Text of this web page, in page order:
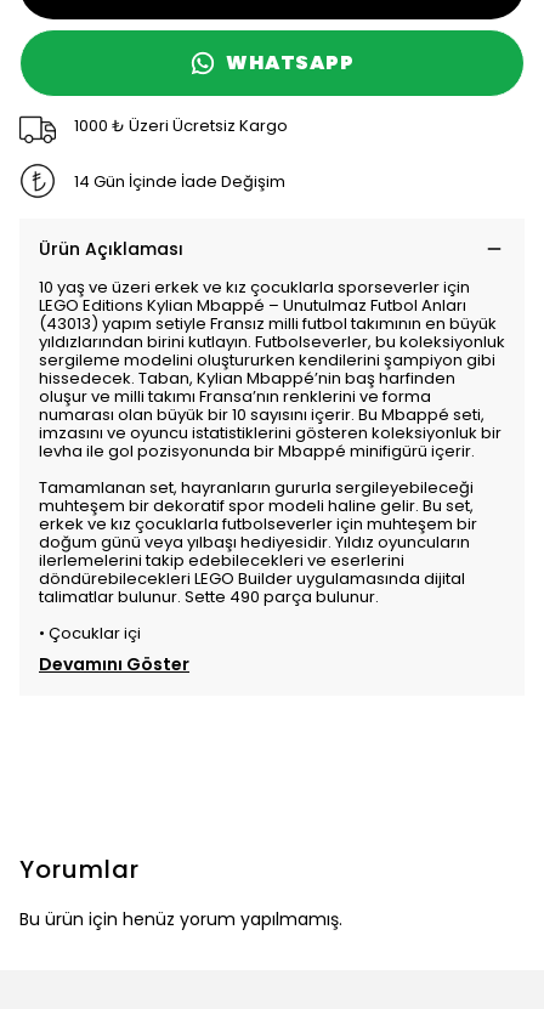
WHATSAPP
1000 ₺ Üzeri Ücretsiz Kargo
14 Gün İçinde İade Değişim
Ürün Açıklaması
10 yaş ve üzeri erkek ve kız çocuklarla sporseverler için
LEGO Editions Kylian Mbappé – Unutulmaz Futbol Anları
(43013) yapım setiyle Fransız milli futbol takımının en büyük
yıldızlarından birini kutlayın. Futbolseverler, bu koleksiyonluk
sergileme modelini oluştururken kendilerini şampiyon gibi
hissedecek. Taban, Kylian Mbappé’nin baş harfinden
oluşur ve milli takımı Fransa’nın renklerini ve forma
numarası olan büyük bir 10 sayısını içerir. Bu Mbappé seti,
imzasını ve oyuncu istatistiklerini gösteren koleksiyonluk bir
levha ile gol pozisyonunda bir Mbappé minifigürü içerir.
Tamamlanan set, hayranların gururla sergileyebileceği
muhteşem bir dekoratif spor modeli haline gelir. Bu set,
erkek ve kız çocuklarla futbolseverler için muhteşem bir
doğum günü veya yılbaşı hediyesidir. Yıldız oyuncuların
ilerlemelerini takip edebilecekleri ve eserlerini
döndürebilecekleri LEGO Builder uygulamasında dijital
talimatlar bulunur. Sette 490 parça bulunur.
• Çocuklar içi
Devamını Göster
Yorumlar
Bu ürün için henüz yorum yapılmamış.